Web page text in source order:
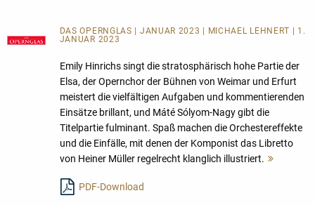
DAS OPERNGLAS | JANUAR 2023 | MICHAEL LEHNERT | 1.
JANUAR 2023
Emily Hinrichs singt die stratosphärisch hohe Partie der
Elsa, der Opernchor der Bühnen von Weimar und Erfurt
meistert die vielfältigen Aufgaben und kommentierenden
Einsätze brillant, und Máté Sólyom-Nagy gibt die
Titelpartie fulminant. Spaß machen die Orchestereffekte
und die Einfälle, mit denen der Komponist das Libretto
von Heiner Müller regelrecht klanglich illustriert.
PDF-Download